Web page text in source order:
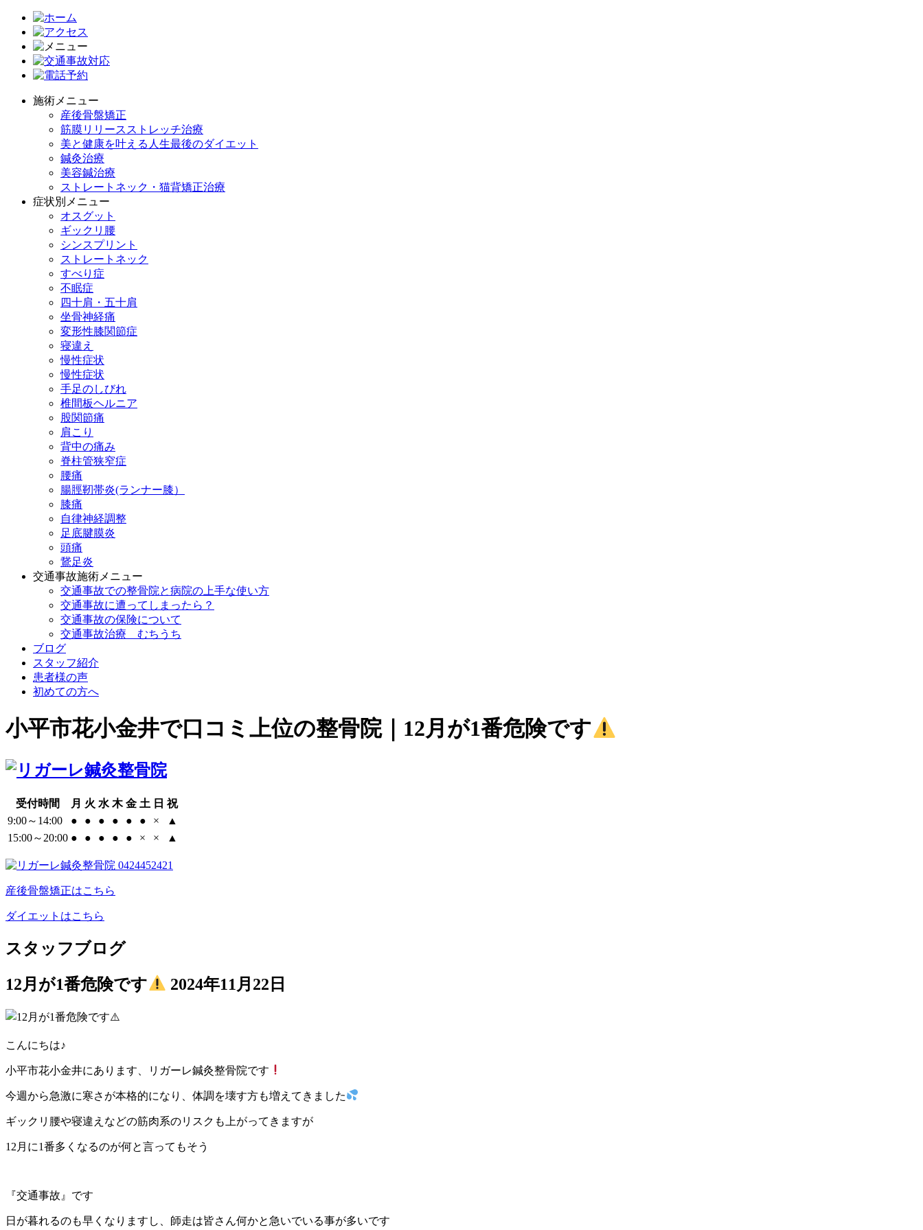
施術メニュー
産後骨盤矯正
筋膜リリースストレッチ治療
美と健康を叶える人生最後のダイエット
鍼灸治療
美容鍼治療
ストレートネック・猫背矯正治療
症状別メニュー
オスグット
ギックリ腰
シンスプリント
ストレートネック
すべり症
不眠症
四十肩・五十肩
坐骨神経痛
変形性膝関節症
寝違え
慢性症状
慢性症状
手足のしびれ
椎間板ヘルニア
股関節痛
肩こり
背中の痛み
脊柱管狭窄症
腰痛
腸脛靭帯炎(ランナー膝）
膝痛
自律神経調整
足底腱膜炎
頭痛
鵞足炎
交通事故施術メニュー
交通事故での整骨院と病院の上手な使い方
交通事故に遭ってしまったら？
交通事故の保険について
交通事故治療 むちうち
ブログ
スタッフ紹介
患者様の声
初めての方へ
小平市花小金井で口コミ上位の整骨院｜12月が1番危険です
受付時間 月 火 水 木 金 土 日 祝
9:00～14:00
● ● ● ● ● ● ×
▲
15:00～20:00 ● ● ● ● ● × × ▲
産後骨盤矯正はこちら
ダイエットはこちら
スタッフブログ
12月が1番危険です
2024年11月22日
こんにちは♪
小平市花小金井にあります、リガーレ鍼灸整骨院です
今週から急激に寒さが本格的になり、体調を壊す方も増えてきました
ギックリ腰や寝違えなどの筋肉系のリスクも上がってきますが
12月に1番多くなるのが何と言ってもそう
『交通事故』です
日が暮れるのも早くなりますし、師走は皆さん何かと急いでいる事が多いです